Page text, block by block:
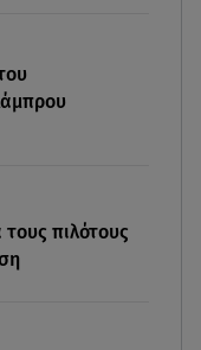
καίει
πιλότους